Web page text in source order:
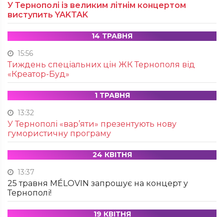
У Тернополі із великим літнім концертом
виступить YAKTAK
14 ТРАВНЯ
15:56
Тиждень спеціальних цін ЖК Тернополя від
«Креатор-Буд»
1 ТРАВНЯ
13:32
У Тернополі «вар’яти» презентують нову
гумористичну програму
24 КВІТНЯ
13:37
25 травня MÉLOVIN запрошує на концерт у
Тернополі!
19 КВІТНЯ